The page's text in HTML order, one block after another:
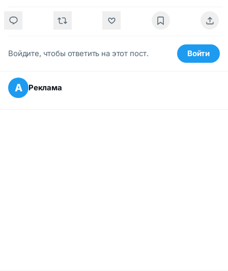
Войдите, чтобы ответить на этот пост. Войти
А Реклама